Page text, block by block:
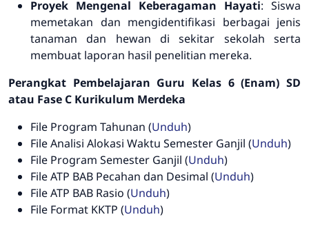
Proyek Mengenal Keberagaman Hayati: Siswa
memetakan dan mengidentifikasi berbagai jenis
tanaman dan hewan di sekitar sekolah serta
membuat laporan hasil penelitian mereka.
Perangkat Pembelajaran Guru Kelas 6 (Enam) SD
atau Fase C Kurikulum Merdeka
File Program Tahunan (Unduh)
FileAnalisi Alokasi Waktu Semester Ganjil (Unduh)
File Program Semester Ganjil (Unduh)
FileATP BAB Pecahan dan Desimal (Unduh)
FileATP BAB Rasio (Unduh)
File Format KKTP (Unduh)